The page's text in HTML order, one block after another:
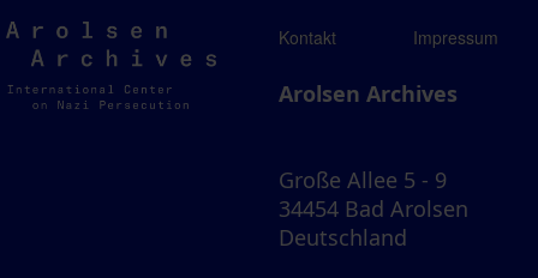
Arolsen
Archives
Kontakt Impressum
Arolsen Archives
Große Allee 5 - 9
34454 Bad Arolsen
Deutschland